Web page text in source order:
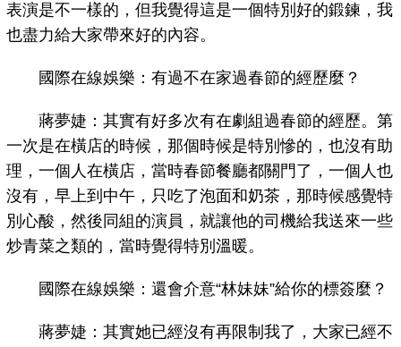
表演是不一樣的，但我覺得這是一個特別好的鍛鍊，我
也盡力給大家帶來好的內容。
國際在線娛樂：有過不在家過春節的經歷麼？
蔣夢婕：其實有好多次有在劇組過春節的經歷。第
一次是在橫店的時候，那個時候是特別慘的，也沒有助
理，一個人在橫店，當時春節餐廳都關門了，一個人也
沒有，早上到中午，只吃了泡面和奶茶，那時候感覺特
別心酸，然後同組的演員，就讓他的司機給我送來一些
炒青菜之類的，當時覺得特別溫暖。
國際在線娛樂：還會介意“林妹妹”給你的標簽麼？
蔣夢婕：其實她已經沒有再限制我了，大家已經不